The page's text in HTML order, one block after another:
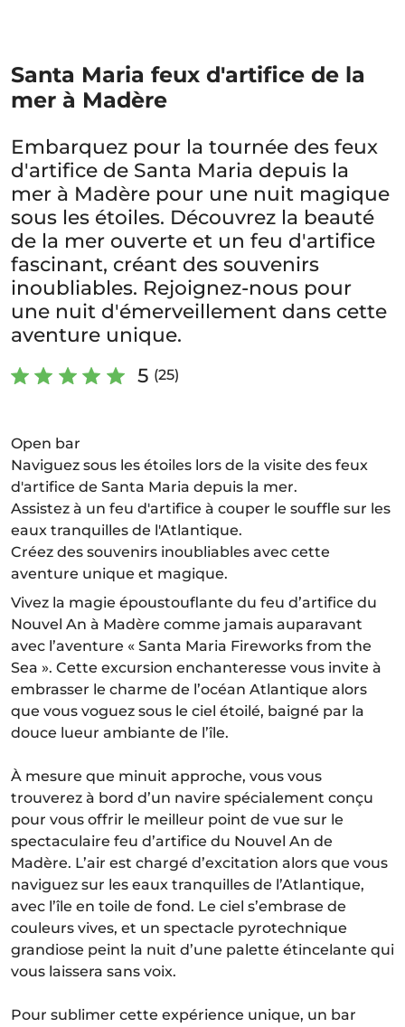
Santa Maria feux d'artifice de la
mer à Madère
Embarquez pour la tournée des feux
d'artifice de Santa Maria depuis la
mer à Madère pour une nuit magique
sous les étoiles. Découvrez la beauté
de la mer ouverte et un feu d'artifice
fascinant, créant des souvenirs
inoubliables. Rejoignez-nous pour
une nuit d'émerveillement dans cette
aventure unique.
5 (25)
Open bar
Naviguez sous les étoiles lors de la visite des feux
d'artifice de Santa Maria depuis la mer.
Assistez à un feu d'artifice à couper le souffle sur les
eaux tranquilles de l'Atlantique.
Créez des souvenirs inoubliables avec cette
aventure unique et magique.
Vivez la magie époustouflante du feu d’artifice du
Nouvel An à Madère comme jamais auparavant
avec l’aventure « Santa Maria Fireworks from the
Sea ». Cette excursion enchanteresse vous invite à
embrasser le charme de l’océan Atlantique alors
que vous voguez sous le ciel étoilé, baigné par la
douce lueur ambiante de l’île.
À mesure que minuit approche, vous vous
trouverez à bord d’un navire spécialement conçu
pour vous offrir le meilleur point de vue sur le
spectaculaire feu d’artifice du Nouvel An de
Madère. L’air est chargé d’excitation alors que vous
naviguez sur les eaux tranquilles de l’Atlantique,
avec l’île en toile de fond. Le ciel s’embrase de
couleurs vives, et un spectacle pyrotechnique
grandiose peint la nuit d’une palette étincelante qui
vous laissera sans voix.
Pour sublimer cette expérience unique, un bar